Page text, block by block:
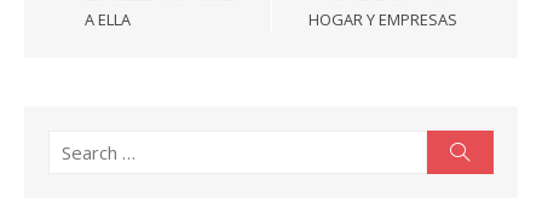
A ELLA
HOGAR Y EMPRESAS
for: